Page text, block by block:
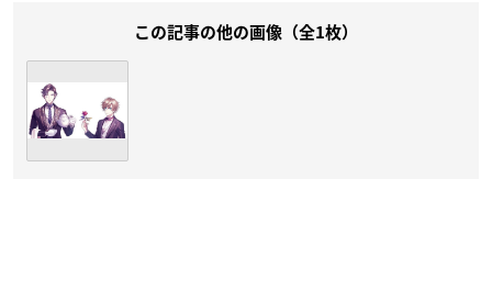
この記事の他の画像（全1枚）